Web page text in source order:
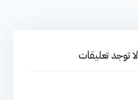
لا توجد تعليقات